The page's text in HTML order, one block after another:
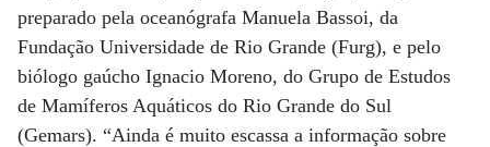
preparado pela oceanógrafa Manuela Bassoi, da
Fundação Universidade de Rio Grande (Furg), e pelo
biólogo gaúcho Ignacio Moreno, do Grupo de Estudos
de Mamíferos Aquáticos do Rio Grande do Sul
(Gemars). “Ainda é muito escassa a informação sobre